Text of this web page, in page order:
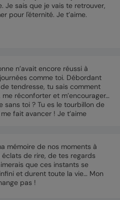
Je sais que je vais te retrouver,
pour l'éternité. Je t’aime.
n’avait encore réussi à
comme toi. Débordant
tendresse, tu sais comment
me réconforter et m’encourager…
sans toi ? Tu es le tourbillon de
fait avancer ! Je t’aime
mémoire de nos moments à
de rire, de tes regards
que ces instants se
et durent toute la vie… Mon
pas !